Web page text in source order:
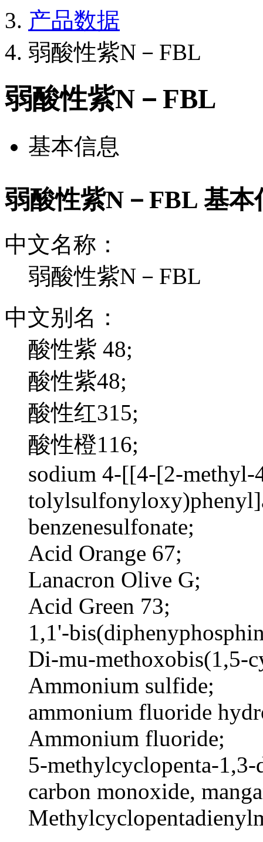
产品数据
弱酸性紫N－FBL
弱酸性紫N－FBL
基本信息
弱酸性紫N－FBL 基本
中文名称：
弱酸性紫N－FBL
中文别名：
酸性紫 48;
酸性紫48;
酸性红315;
酸性橙116;
sodium 4-[[4-[2-methyl-
benzenesulfonate;
Acid Orange 67;
Lanacron Olive G;
Acid Green 73;
1,1'-
Di-mu-methoxobis(1,5-
Ammonium sulfide;
ammonium fluoride
Ammonium fluoride;
5-methylcyclopenta-1,3-
carbon monoxide,